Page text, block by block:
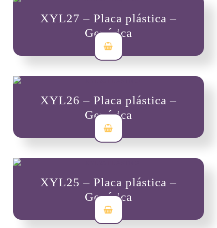
XYL27 – Placa plástica –
Genérica
7,000
XYL26 – Placa plástica –
Genérica
7,000
XYL25 – Placa plástica –
Genérica
7,000